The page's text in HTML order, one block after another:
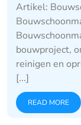
Artikel:
bouwproject,
reinigen en
[...]
READ MORE